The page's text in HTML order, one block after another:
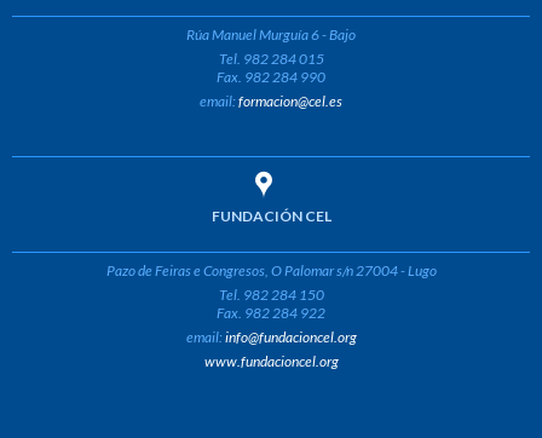
Rúa Manuel Murguía 6 - Bajo
Tel. 982 284 015
Fax. 982 284 990
email:formacion@cel.es
FUNDACIÓN CEL
Pazo de Feiras e Congresos, O Palomar s/n 27004 - Lugo
Tel. 982 284 150
Fax. 982 284 922
email:info@fundacioncel.org
www.fundacioncel.org